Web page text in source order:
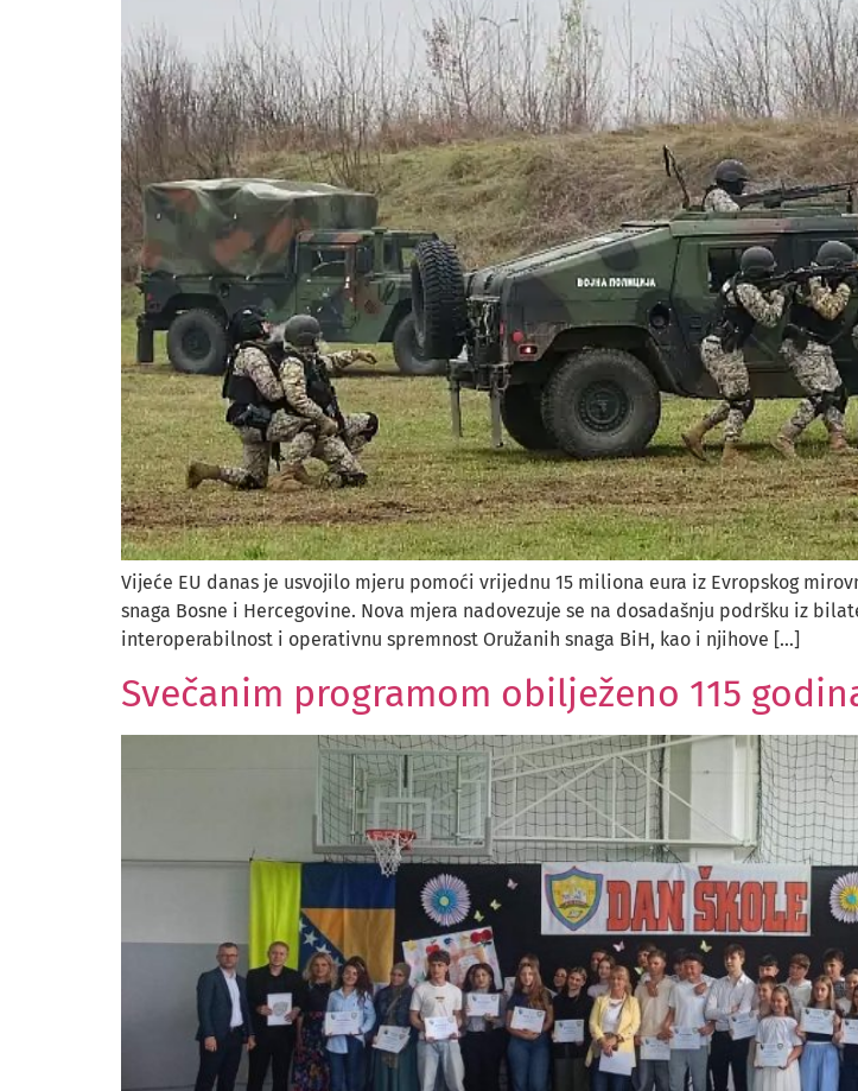
Vijeće EU danas je usvojilo mjeru pomoći vrijednu 15 miliona eura iz Evropskog
snaga Bosne i Hercegovine. Nova mjera nadovezuje se na dosadašnju podršku iz
interoperabilnost i operativnu spremnost Oružanih snaga BiH, kao i njihove […]
Svečanim programom obilježeno 115